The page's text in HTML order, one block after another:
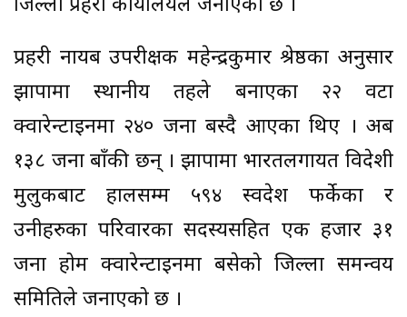
जिल्ला प्रहरी कार्यालयले जनाएको छ ।
प्रहरी नायब उपरीक्षक महेन्द्रकुमार श्रेष्ठका अनुसार
झापामा स्थानीय तहले बनाएका २२ वटा
क्वारेन्टाइनमा २४० जना बस्दै आएका थिए । अब
१३८ जना बाँकी छन् । झापामा भारतलगायत विदेशी
मुलुकबाट हालसम्म ५९४ स्वदेश फर्केका र
उनीहरुका परिवारका सदस्यसहित एक हजार ३१
जना होम क्वारेन्टाइनमा बसेको जिल्ला समन्वय
समितिले जनाएको छ ।